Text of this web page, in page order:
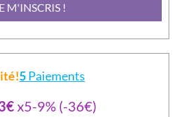
M'INSCRIS !
5Paiements
x5-9% (-36€)